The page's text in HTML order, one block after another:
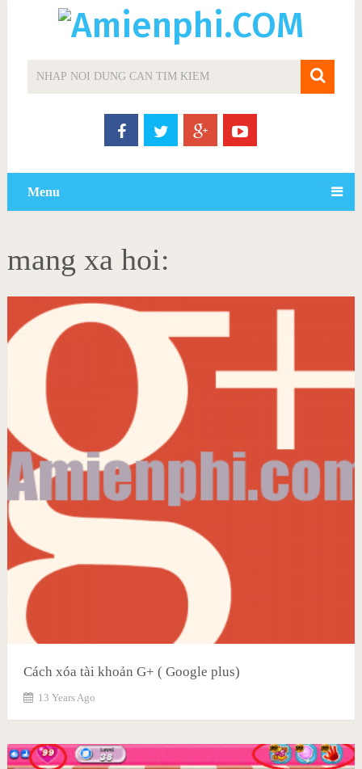
Menu
mang xa hoi:
Cách xóa tài khoản G+ ( Google plus)
13 Years Ago